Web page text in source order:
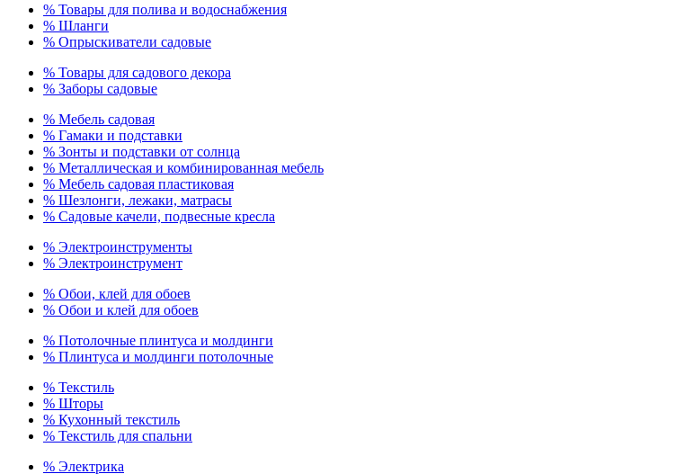
% Товары для полива и водоснабжения
% Шланги
% Опрыскиватели садовые
% Товары для садового декора
% Заборы садовые
% Мебель садовая
% Гамаки и подставки
% Зонты и подставки от солнца
% Металлическая и комбинированная мебель
% Мебель садовая пластиковая
% Шезлонги, лежаки, матрасы
% Садовые качели, подвесные кресла
% Электроинструменты
% Электроинструмент
% Обои, клей для обоев
% Обои и клей для обоев
% Потолочные плинтуса и молдинги
% Плинтуса и молдинги потолочные
% Текстиль
% Шторы
% Кухонный текстиль
% Текстиль для спальни
% Электрика